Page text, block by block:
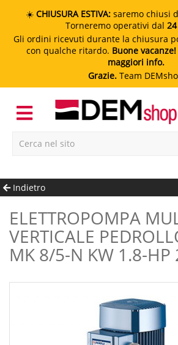
☀️ CHIUSURA ESTIVA: saremo chiusi
Torneremo operativi dal
Gli ordini ricevuti durante la chiusura
con qualche ritardo. Buone vacanze!
maggiori info.
Grazie. Team
Indietro
ELETTROPOMPA MULTISTADIO
VERTICALE
MK 8/5-N KW 1.8-HP